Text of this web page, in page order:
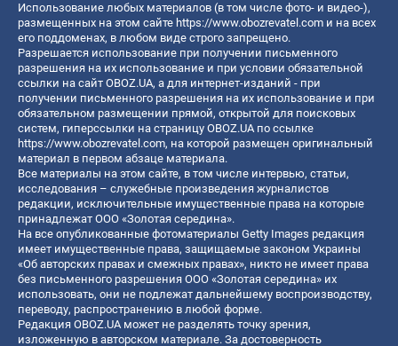
Использование любых материалов (в том числе фото- и видео-),
размещенных на этом сайте https://www.obozrevatel.com и на всех
его поддоменах, в любом виде строго запрещено.
Разрешается использование при получении письменного
разрешения на их использование и при условии обязательной
ссылки на сайт OBOZ.UA, а для интернет-изданий - при
получении письменного разрешения на их использование и при
обязательном размещении прямой, открытой для поисковых
систем, гиперссылки на страницу OBOZ.UA по ссылке
https://www.obozrevatel.com, на которой размещен оригинальный
материал в первом абзаце материала.
Все материалы на этом сайте, в том числе интервью, статьи,
исследования – служебные произведения журналистов
редакции, исключительные имущественные права на которые
принадлежат ООО «Золотая середина».
На все опубликованные фотоматериалы Getty Images редакция
имеет имущественные права, защищаемые законом Украины
«Об авторских правах и смежных правах», никто не имеет права
без письменного разрешения ООО «Золотая середина» их
использовать, они не подлежат дальнейшему воспроизводству,
переводу, распространению в любой форме.
Редакция OBOZ.UA может не разделять точку зрения,
изложенную в авторском материале. За достоверность